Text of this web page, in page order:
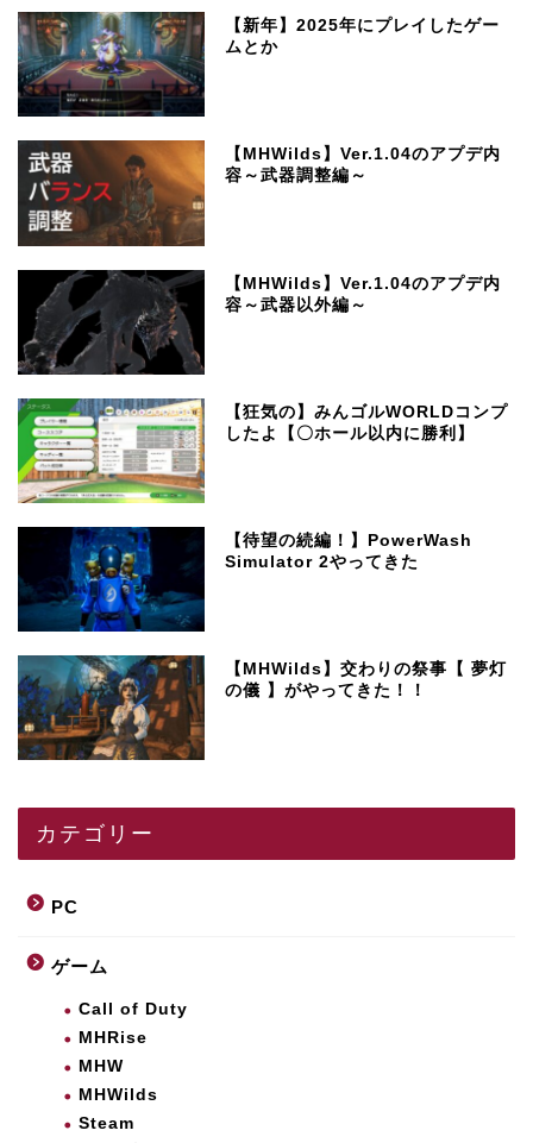
【新年】2025年にプレイしたゲー
ムとか
【MHWilds】Ver.1.04のアプデ内
容～武器調整編～
【MHWilds】Ver.1.04のアプデ内
容～武器以外編～
【狂気の】みんゴルWORLDコンプ
したよ【〇ホール以内に勝利】
【待望の続編！】PowerWash
Simulator 2やってきた
【MHWilds】交わりの祭事【 夢灯
の儀 】がやってきた！！
カテゴリー
PC
ゲーム
Call of Duty
MHRise
MHW
MHWilds
Steam